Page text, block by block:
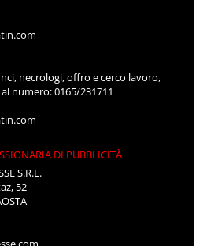
necrologi, offro e cerco lavoro,
numero: 0165/231711
DI PUBBLICITÀ
S.R.L.
52